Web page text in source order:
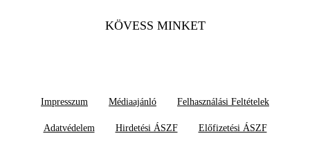
KÖVESS MINKET
Impresszum Médiaajánló Felhasználási Feltételek
Adatvédelem Hirdetési ÁSZF Előfizetési ÁSZF